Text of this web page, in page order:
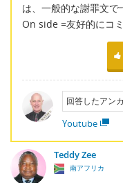
は、一般的な謝罪文で
On side =友好的にコ
回答したアン
Youtube
Teddy Zee
南アフリカ